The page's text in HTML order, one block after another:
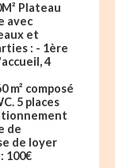
Plateau
avec
et
: - 1ère
4
m² composé
5 places
de
de loyer
100€